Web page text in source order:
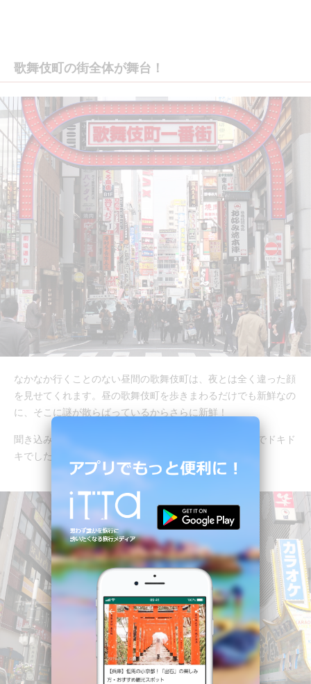
歌舞伎町の街全体が舞台！
なかなか行くことのない昼間の歌舞伎町は、夜とは全く違った顔
を見せてくれます。昼の歌舞伎町を歩きまわるだけでも新鮮なの
に、そこに謎が散らばっているからさらに新鮮！
聞き込みは、実際に歌舞伎町のお店の中へ入っていくのでドキド
キでした。